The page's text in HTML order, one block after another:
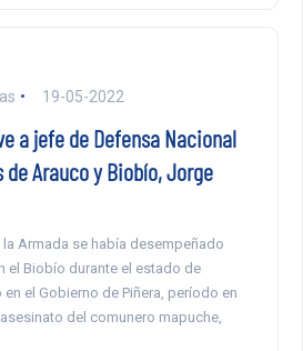
19-05-2022
a jefe de Defensa Nacional
Arauco y Biobío, Jorge
Armada se había desempeñado
el Biobío durante el estado de
el Gobierno de Piñera, período en
del comunero mapuche,